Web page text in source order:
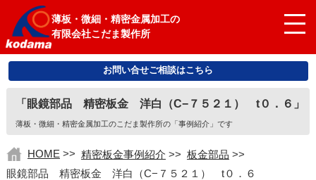
薄板・微細・精密金属加工の
有限会社こだま製作所
お問い合せご相談はこちら
「眼鏡部品 精密板金 洋白（C−７５２１） t０．６」
薄板・微細・精密金属加工のこだま製作所の「事例紹介」です
HOME >> 精密板金事例紹介 >> 板金部品 >>
眼鏡部品 精密板金 洋白（C−７５２１） t０．６